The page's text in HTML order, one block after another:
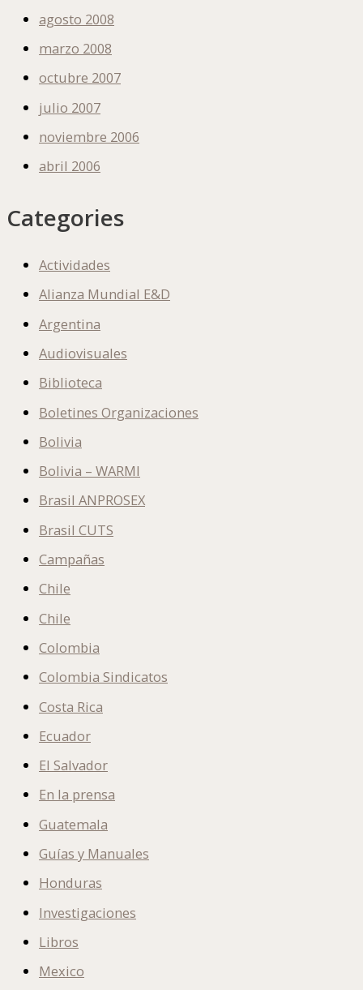
agosto 2008
marzo 2008
octubre 2007
julio 2007
noviembre 2006
abril 2006
Categories
Actividades
Alianza Mundial E&D
Argentina
Audiovisuales
Biblioteca
Boletines Organizaciones
Bolivia
Bolivia – WARMI
Brasil ANPROSEX
Brasil CUTS
Campañas
Chile
Chile
Colombia
Colombia Sindicatos
Costa Rica
Ecuador
El Salvador
En la prensa
Guatemala
Guías y Manuales
Honduras
Investigaciones
Libros
Mexico